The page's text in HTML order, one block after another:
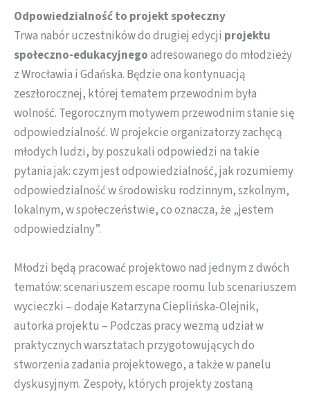
Odpowiedzialność to projekt społeczny
Trwa nabór uczestników do drugiej edycji projektu
społeczno-edukacyjnegoadresowanego do młodzieży
z Wrocławia i Gdańska. Będzie ona kontynuacją
zeszłorocznej, której tematem przewodnim była
wolność. Tegorocznym motywem przewodnim stanie się
odpowiedzialność. W projekcie organizatorzy zachęcą
młodych ludzi, by poszukali odpowiedzi na takie
pytania jak: czym jest odpowiedzialność, jak rozumiemy
odpowiedzialność w środowisku rodzinnym, szkolnym,
lokalnym, w społeczeństwie, co oznacza, że „jestem
odpowiedzialny”.
Młodzi będą pracować projektowo nad jednym z dwóch
tematów: scenariuszem escape roomu lub scenariuszem
wycieczki – dodaje Katarzyna Cieplińska-Olejnik,
autorka projektu – Podczas pracy wezmą udział w
praktycznych warsztatach przygotowujących do
stworzenia zadania projektowego, a także w panelu
dyskusyjnym. Zespoły, których projekty zostaną